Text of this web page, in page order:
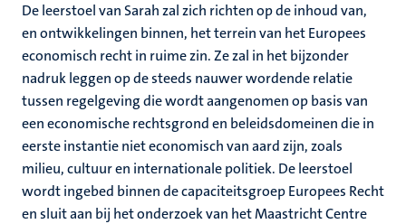
De leerstoel van Sarah zal zich richten op de inhoud van,
en ontwikkelingen binnen, het terrein van het Europees
economisch recht in ruime zin. Ze zal in het bijzonder
nadruk leggen op de steeds nauwer wordende relatie
tussen regelgeving die wordt aangenomen op basis van
een economische rechtsgrond en beleidsdomeinen die in
eerste instantie niet economisch van aard zijn, zoals
milieu, cultuur en internationale politiek. De leerstoel
wordt ingebed binnen de capaciteitsgroep Europees Recht
en sluit aan bij het onderzoek van het Maastricht Centre